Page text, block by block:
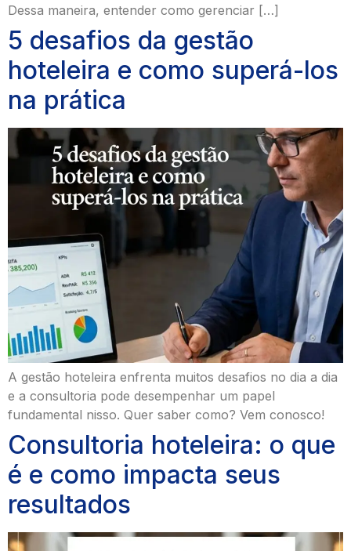
Dessa maneira, entender como gerenciar […]
5 desafios da gestão
hoteleira e como superá-los
na prática
A gestão hoteleira enfrenta muitos desafios no dia a dia
e a consultoria pode desempenhar um papel
fundamental nisso. Quer saber como? Vem conosco!
Consultoria hoteleira: o que
é e como impacta seus
resultados